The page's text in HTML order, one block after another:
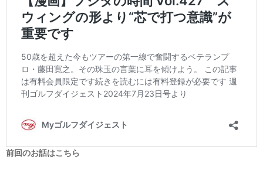
前回のお話はこちら